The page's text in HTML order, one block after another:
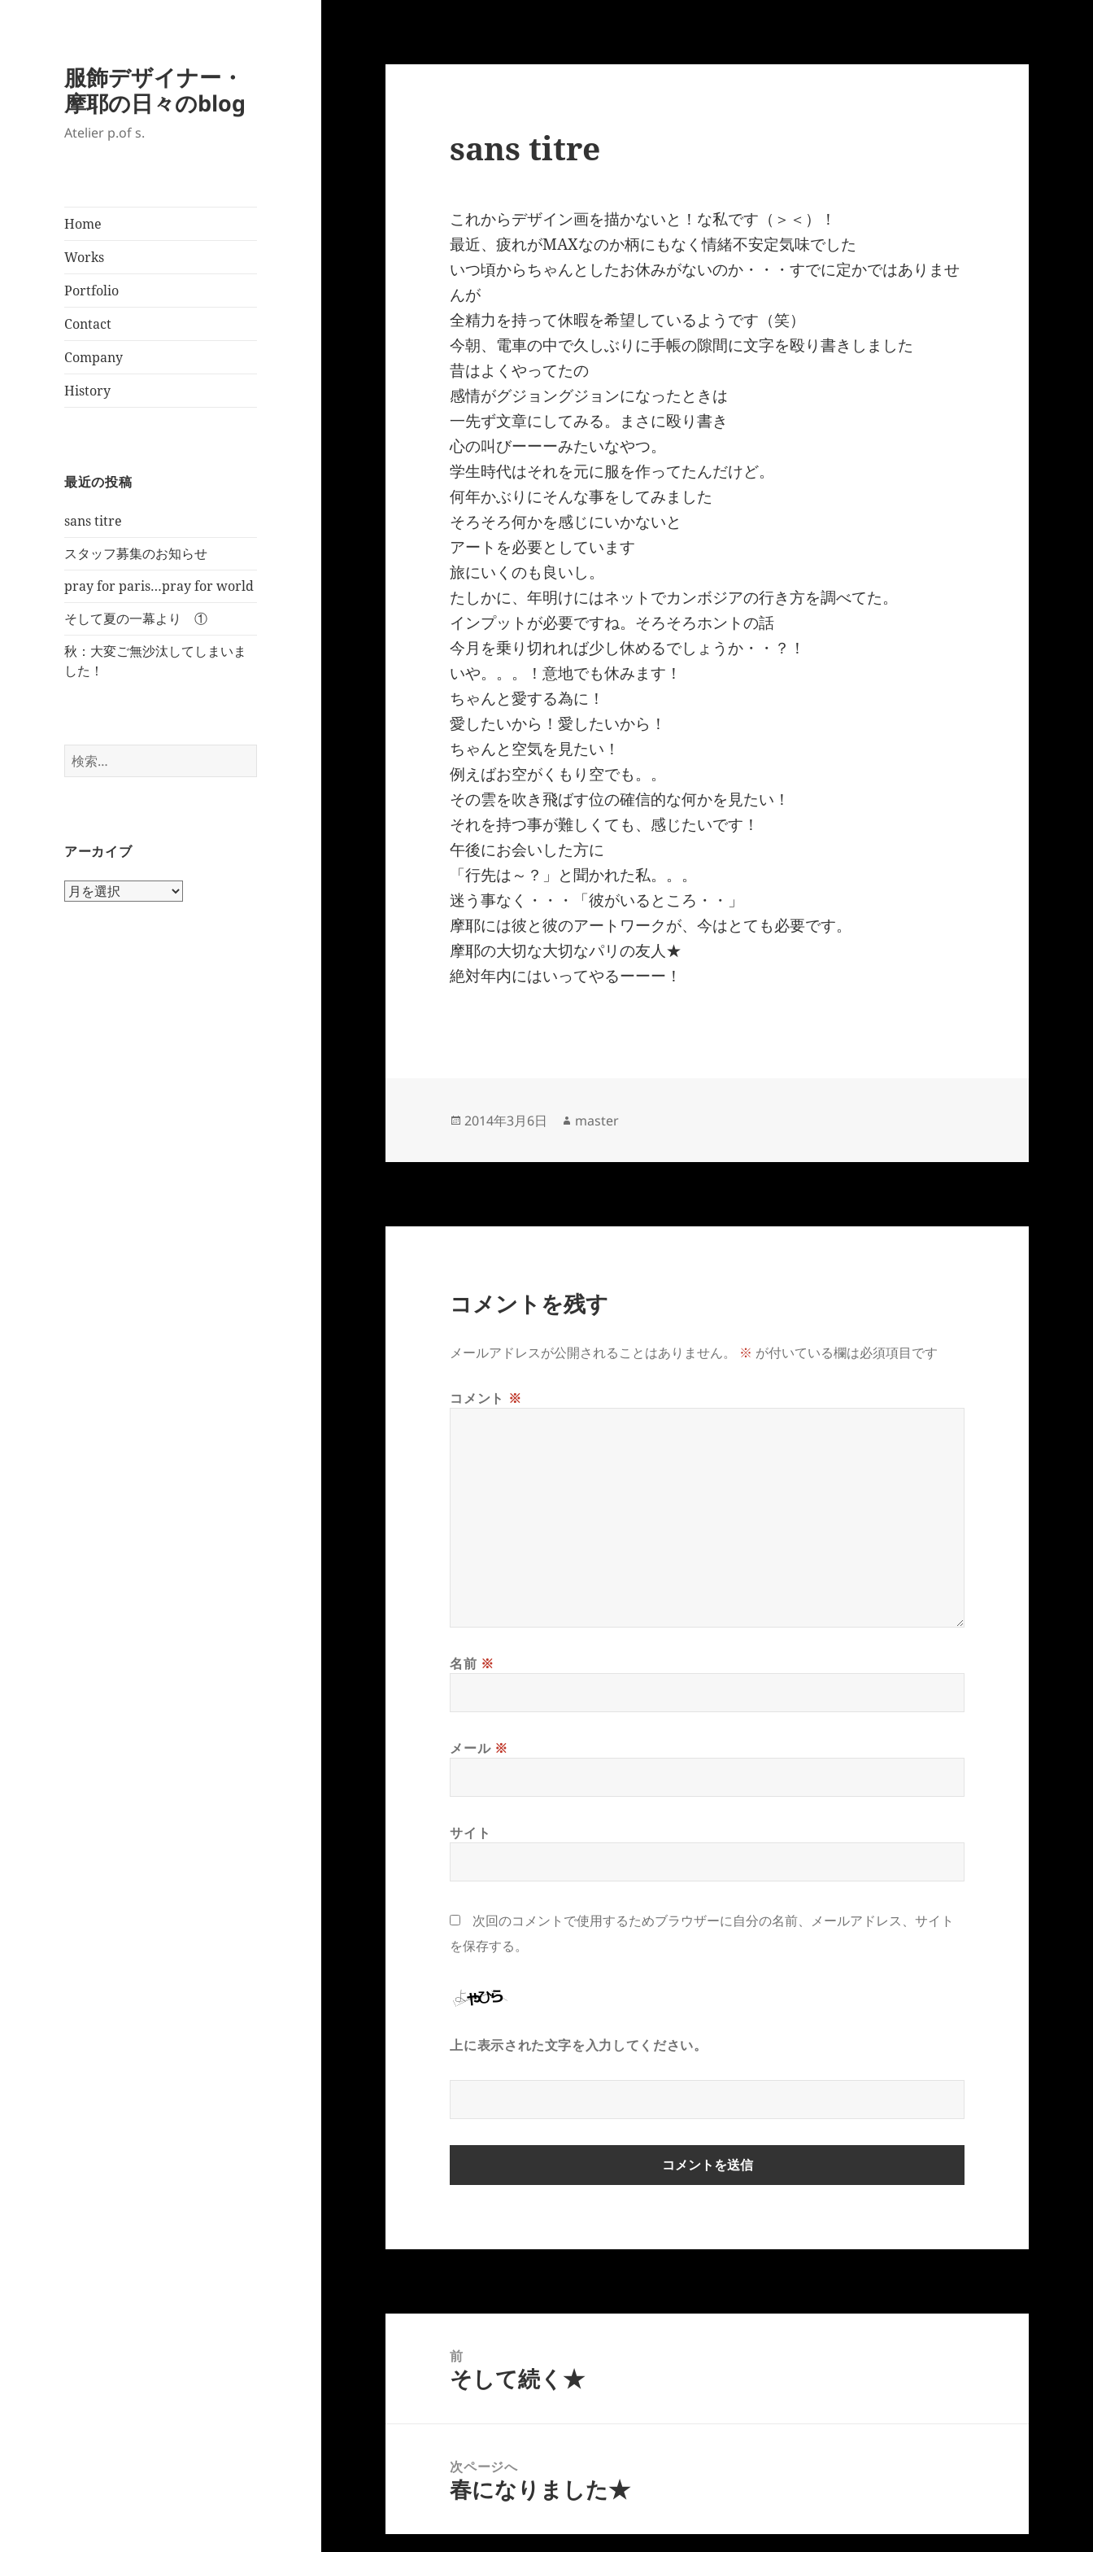
服飾デザイナー・
摩耶の日々のblog
Atelier p.of s.
Home
Works
Portfolio
Contact
Company
History
最近の投稿
sans titre
スタッフ募集のお知らせ
pray for paris…pray for world
そして夏の一幕より ①
秋：大変ご無沙汰してしまいま
した！
検
索:
アーカイブ
ア
sans titre
これからデザイン画を描かないと！な私です（＞＜）！
最近、疲れがMAXなのか柄にもなく情緒不安定気味でした
いつ頃からちゃんとしたお休みがないのか・・・すでに定かではありませ
んが
全精力を持って休暇を希望しているようです（笑）
今朝、電車の中で久しぶりに手帳の隙間に文字を殴り書きしました
昔はよくやってたの
感情がグジョングジョンになったときは
一先ず文章にしてみる。まさに殴り書き
心の叫びーーーみたいなやつ。
学生時代はそれを元に服を作ってたんだけど。
何年かぶりにそんな事をしてみました
そろそろ何かを感じにいかないと
アートを必要としています
旅にいくのも良いし。
たしかに、年明けにはネットでカンボジアの行き方を調べてた。
インプットが必要ですね。そろそろホントの話
今月を乗り切れれば少し休めるでしょうか・・？！
いや。。。！意地でも休みます！
ちゃんと愛する為に！
愛したいから！愛したいから！
ちゃんと空気を見たい！
例えばお空がくもり空でも。。
その雲を吹き飛ばす位の確信的な何かを見たい！
それを持つ事が難しくても、感じたいです！
午後にお会いした方に
「行先は～？」と聞かれた私。。。
迷う事なく・・・「彼がいるところ・・」
摩耶には彼と彼のアートワークが、今はとても必要です。
摩耶の大切な大切なパリの友人★
絶対年内にはいってやるーーー！
投
日:
2014年3月6日
作
者
master
コメントを残す
メールアドレスが公開されることはありません。 ※ が付いている欄は必須項目です
コメント ※
名前 ※
メール ※
サイト
次回のコメントで使用するためブラウザーに自分の名前、メールアドレス、サイト
を保存する。
上に表示された文字を入力してください。
前
前
そして続く★
次ページへ
次
投
春になりました★